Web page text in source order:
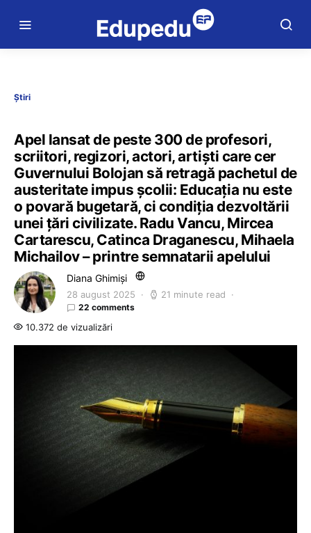
Știri
Apel lansat de peste 300 de profesori,
scriitori, regizori, actori, artiști care cer
Guvernului Bolojan să retragă pachetul de
austeritate impus școlii: Educația nu este
o povară bugetară, ci condiția dezvoltării
unei țări civilizate. Radu Vancu, Mircea
Cartarescu, Catinca Draganescu, Mihaela
Michailov – printre semnatarii apelului
Diana Ghimiși
28 august 2025 21 minute read
22 comments
10.372 de vizualizări